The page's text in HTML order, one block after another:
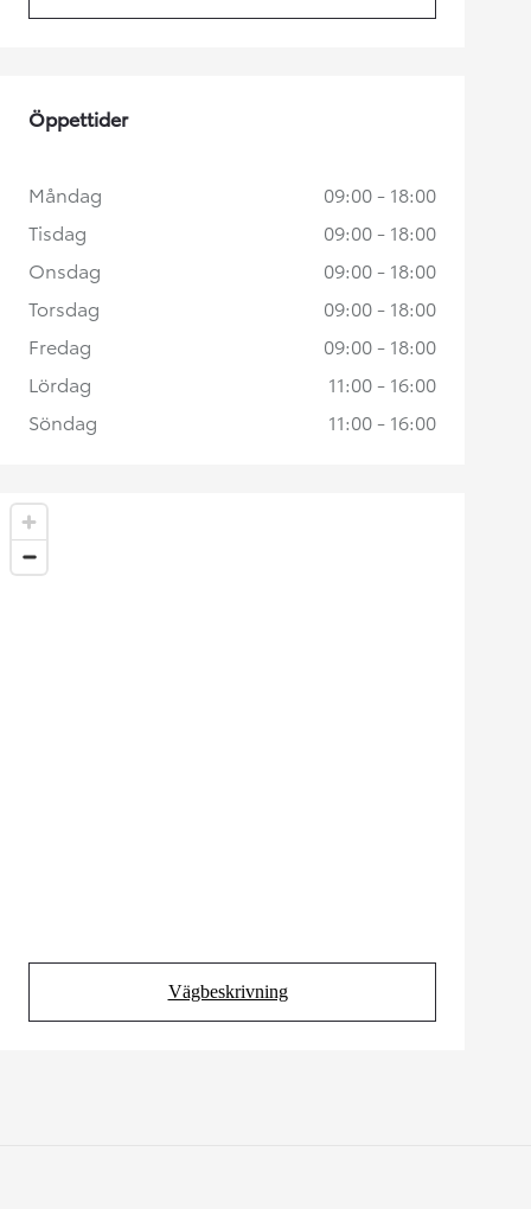
Vägbeskrivning
(Opens in new tab)
Öppettider
Måndag
09:00 - 18:00
Tisdag
09:00 - 18:00
Onsdag
09:00 - 18:00
Torsdag
09:00 - 18:00
Fredag
09:00 - 18:00
Lördag
11:00 - 16:00
Söndag
11:00 - 16:00